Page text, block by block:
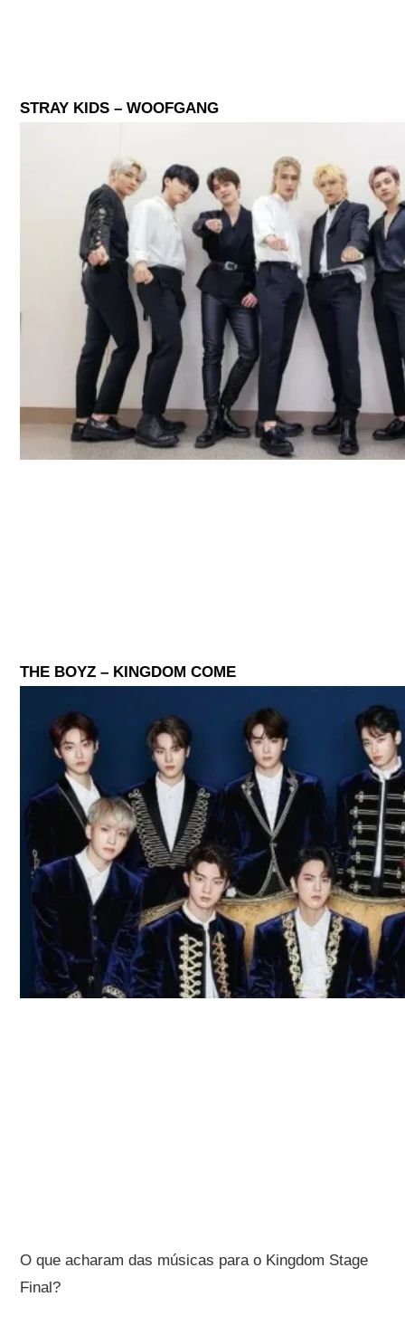
STRAY KIDS – WOOFGANG
THE BOYZ – KINGDOM COME
O que acharam das músicas para o Kingdom Stage
Final?